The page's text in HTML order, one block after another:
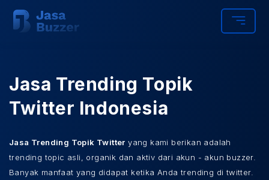
Jasa Trending Topik
Twitter Indonesia
Jasa Trending Topik Twitter yang kami berikan adalah
trending topic asli, organik dan aktiv dari akun - akun buzzer.
Banyak manfaat yang didapat ketika Anda trending di twitter.